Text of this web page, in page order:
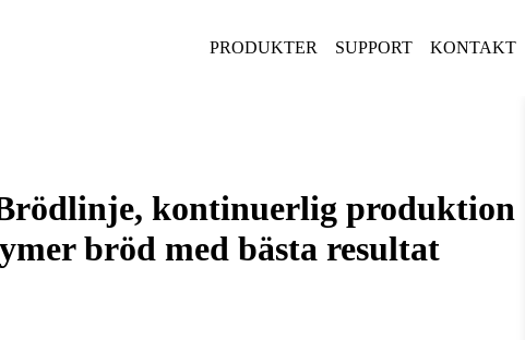
PRODUKTER SUPPORT KONTAKT
kontinuerlig produktion
bröd med bästa resultat